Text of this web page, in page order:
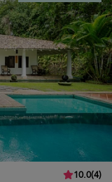
10.0(4)